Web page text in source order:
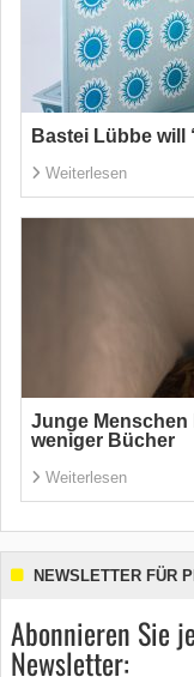
Bastei Lübbe will
Weiterlesen
Junge Menschen
weniger Bücher
Weiterlesen
NEWSLETTER FÜR
Abonnieren Sie
Newsletter: